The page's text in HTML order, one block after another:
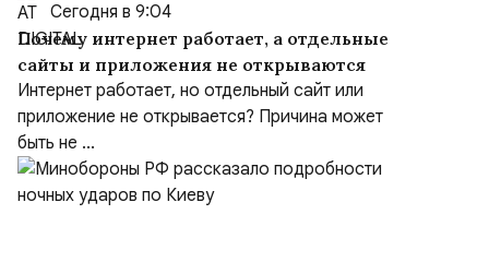
Сегодня в 9:04
Почему интернет работает, а отдельные
сайты и приложения не открываются
Интернет работает, но отдельный сайт или
приложение не открывается? Причина может
быть не ...